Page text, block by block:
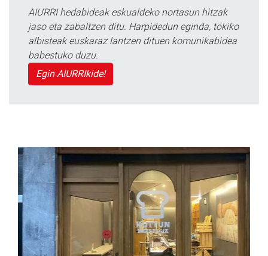
AIURRI hedabideak eskualdeko nortasun hitzak
jaso eta zabaltzen ditu. Harpidedun eginda, tokiko
albisteak euskaraz lantzen dituen komunikabidea
babestuko duzu.
Egin AIURRIkide!